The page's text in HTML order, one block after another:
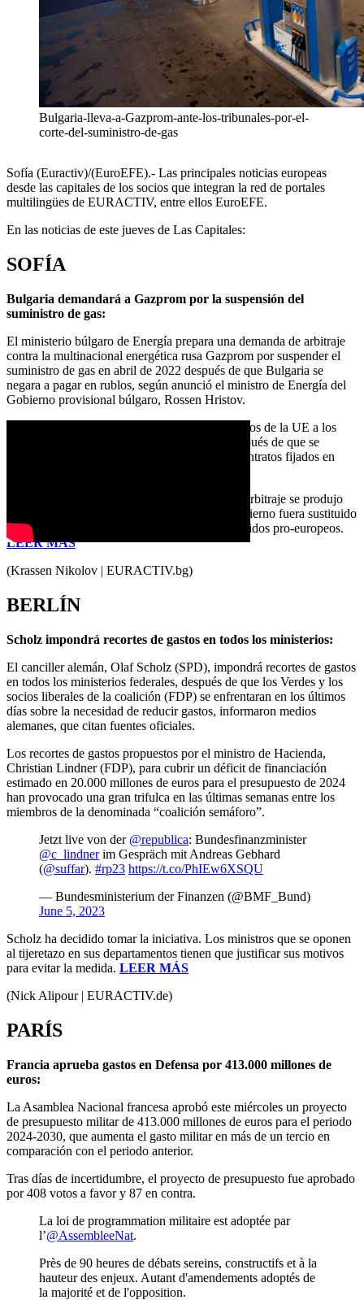
Bulgaria-lleva-a-Gazprom-ante-los-tribunales-por-el-
corte-del-suministro-de-gas
Sofía (Euractiv)/(EuroEFE).- Las principales noticias europeas
desde las capitales de los socios que integran la red de portales
multilingües de EURACTIV, entre ellos EuroEFE.
En las noticias de este jueves de Las Capitales:
SOFÍA
Bulgaria demandará a Gazprom por la suspensión del
suministro de gas:
El ministerio búlgaro de Energía prepara una demanda de arbitraje
contra la multinacional energética rusa Gazprom por suspender el
suministro de gas en abril de 2022 después de que Bulgaria se
negara a pagar en rublos, según anunció el ministro de Energía del
Gobierno provisional búlgaro, Rossen Hristov.
Bulgaria y Polonia fueron los dos primeros socios de la UE a los
que Rusia interrumpió el suministro de gas después de que se
negaran a pagar en rublos, incumpliendo los contratos fijados en
El anuncio sobre la preparación de un caso de arbitraje se produjo
este miércoles, pocas horas antes de que el Gobierno fuera sustituido
por un nuevo gabinete, apoyado por varios partidos pro-europeos.
LEER MÁS
(Krassen Nikolov | EURACTIV.bg)
BERLÍN
Scholz impondrá recortes de gastos en todos los ministerios:
El canciller alemán, Olaf Scholz (SPD), impondrá recortes de gastos
en todos los ministerios federales, después de que los Verdes y los
socios liberales de la coalición (FDP) se enfrentaran en los últimos
días sobre la necesidad de reducir gastos, informaron medios
alemanes, que citan fuentes oficiales.
Los recortes de gastos propuestos por el ministro de Hacienda,
Christian Lindner (FDP), para cubrir un déficit de financiación
estimado en 20.000 millones de euros para el presupuesto de 2024
han provocado una gran trifulca en las últimas semanas entre los
miembros de la denominada “coalición semáforo”.
Jetzt live von der @republica: Bundesfinanzminister
@c_lindnerim Gespräch mit Andreas Gebhard
(@suffar). #rp23 https://t.co/PhIEw6XSQU
— Bundesministerium der Finanzen (@BMF_Bund)
June 5, 2023
Scholz ha decidido tomar la iniciativa. Los ministros que se oponen
al tijeretazo en sus departamentos tienen que justificar sus motivos
para evitar la medida. LEER MÁS
(Nick Alipour | EURACTIV.de)
PARÍS
Francia aprueba gastos en Defensa por 413.000 millones de
euros:
La Asamblea Nacional francesa aprobó este miércoles un proyecto
de presupuesto militar de 413.000 millones de euros para el periodo
2024-2030, que aumenta el gasto militar en más de un tercio en
comparación con el periodo anterior.
Tras días de incertidumbre, el proyecto de presupuesto fue aprobado
por 408 votos a favor y 87 en contra.
La loi de programmation militaire est adoptée par
l’@AssembleeNat.
Près de 90 heures de débats sereins, constructifs et à la
hauteur des enjeux. Autant d'amendements adoptés de
la majorité et de l'opposition.